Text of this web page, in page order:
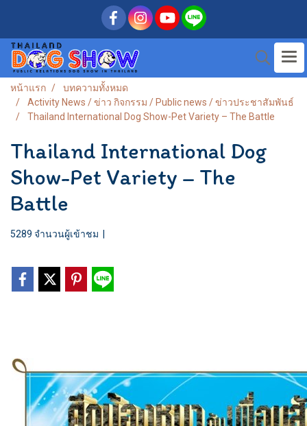
หน้าแรก
บทความทั้งหมด
Activity News / ข่าว กิจกรรม / Public news / ข่าวประชาสัมพันธ์
Thailand International Dog Show-Pet Variety – The Battle
Thailand International Dog
Show-Pet Variety – The
Battle
5289 จำนวนผู้เข้าชม